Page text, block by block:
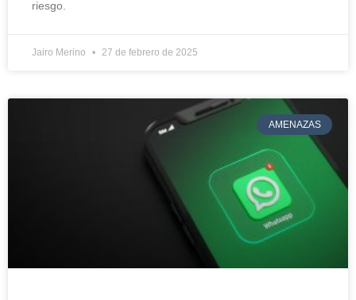
riesgo.
Jairo Merino 27 de febrero de 2025
AMENAZAS